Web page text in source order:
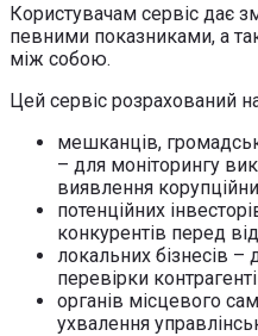
Користувачам сервіс дає
певними показниками, а
між собою.
Цей сервіс розрахований
мешканців,
– для моніторингу
виявлення
потенційних
конкурентів перед
локальних бізнесів –
перевірки
органів місцевого
ухвалення